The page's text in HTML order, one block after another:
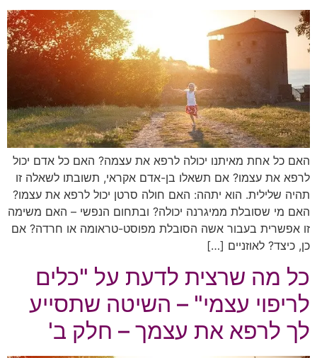
האם כל אחת מאיתנו יכולה לרפא את עצמה? האם כל אדם יכול
לרפא את עצמו? אם תשאלו בן-אדם אקראי, תשובתו לשאלה זו
תהיה שלילית. הוא יתהה: האם חולה סרטן יכול לרפא את עצמו?
האם מי שסובלת ממיגרנה יכולה? ובתחום הנפשי – האם משימה
זו אפשרית בעבור אשה הסובלת מפוסט-טראומה או חרדה? אם
כן, כיצד? לאוזניים […]
כל מה שרצית לדעת על "כלים
לריפוי עצמי" – השיטה שתסייע
לך לרפא את עצמך – חלק ב'